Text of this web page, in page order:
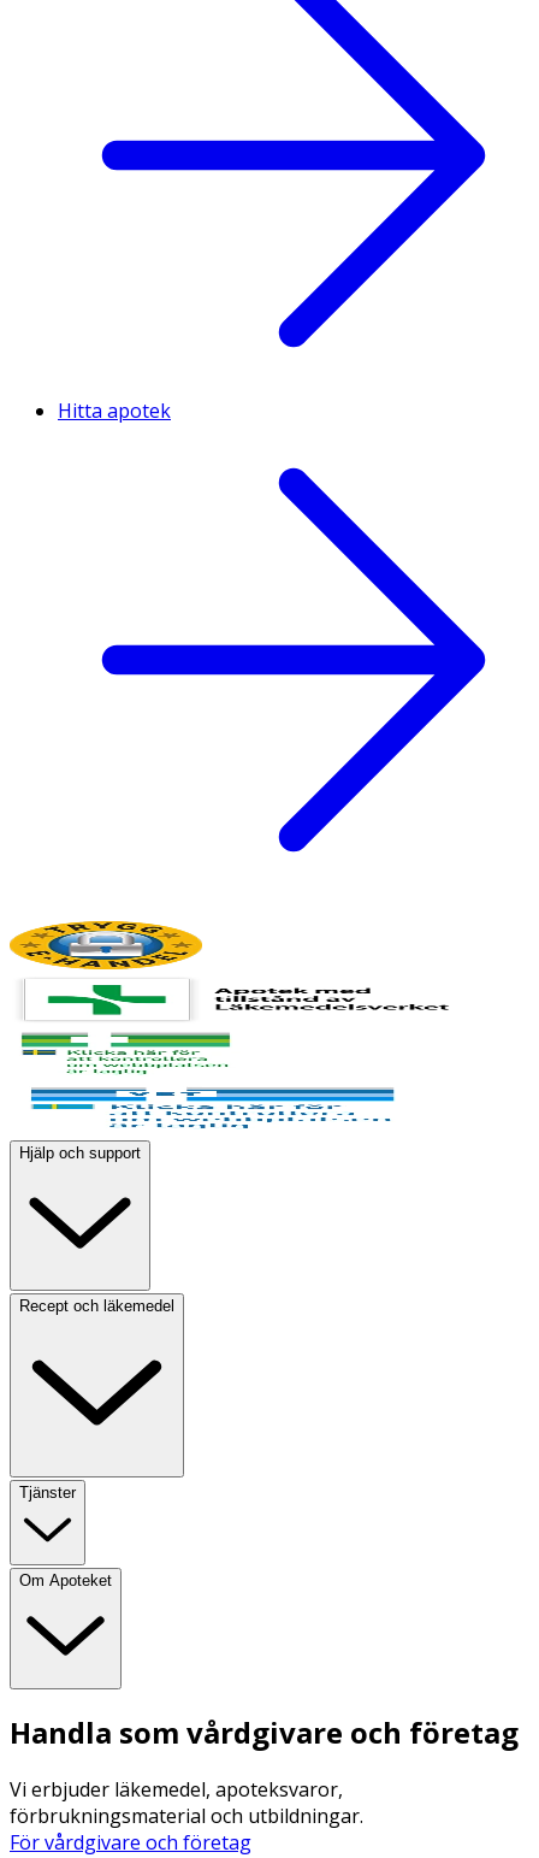
Hitta apotek
Hjälp och support
Recept och läkemedel
Tjänster
Om Apoteket
Handla som vårdgivare och företag
Vi erbjuder läkemedel, apoteksvaror,
förbrukningsmaterial och utbildningar.
För vårdgivare och företag